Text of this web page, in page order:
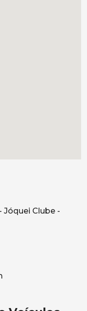
Jóquei Clube -